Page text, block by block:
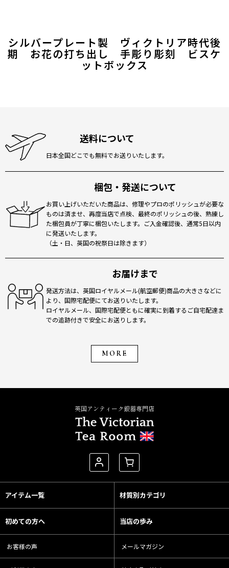
シルバープレート製 ヴィクトリア時代後
期 お花の打ち出し 手彫り彫刻 ビスケ
ットボックス
送料について
日本全国どこでも無料でお送りいたします。
梱包・発送について
お買い上げいただいた商品は、修理やプロのポリッシュが必要な
ものは済ませ、再度当店で点検、最終のポリッシュの後、熟練し
た梱包員が丁寧に梱包いたします。ご入金確認後、通常5日以内
に発送いたします。
（土・日、英国の祝祭日は除きます）
お届けまで
発送方法は、英国ロイヤルメール(航空郵便)商品の大きさなどに
より、国際宅配便にてお送りいたします。
ロイヤルメール、国際宅配便ともに確実に到着するご自宅配達ま
での追跡付きで安全にお送りします。
MORE
英国アンティーク銀器専門店
アイテム一覧 材質別カテゴリ
初めての方へ 当店の歩み
お客様の声 メールマガジン